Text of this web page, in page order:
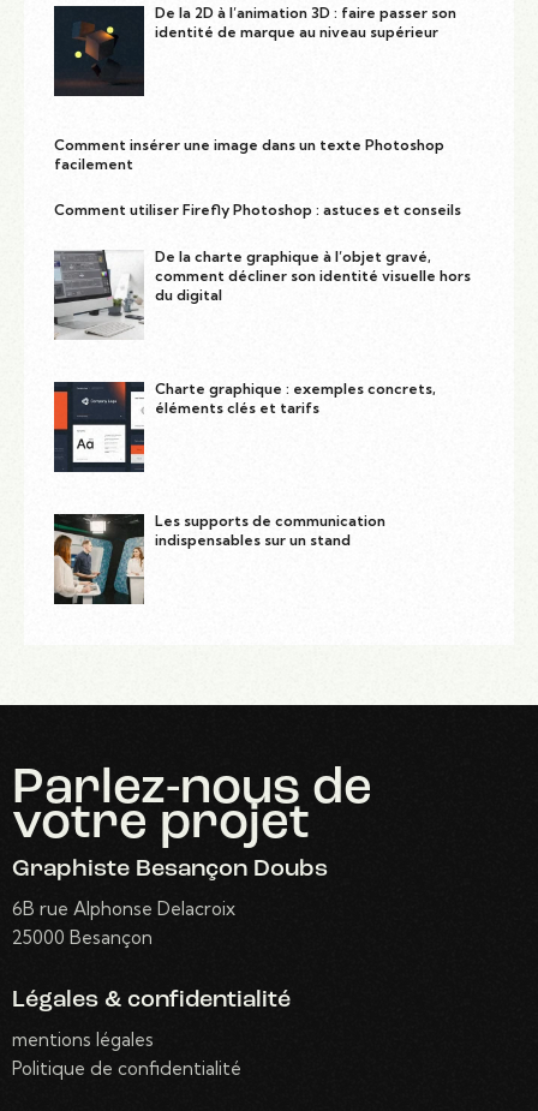
De la 2D à l’animation 3D : faire passer son
identité de marque au niveau supérieur
Comment insérer une image dans un texte Photoshop
facilement
Comment utiliser Firefly Photoshop : astuces et conseils
De la charte graphique à l’objet gravé,
comment décliner son identité visuelle hors
du digital
Charte graphique : exemples concrets,
éléments clés et tarifs
Les supports de communication
indispensables sur un stand
Parlez-nous de
votre projet
Graphiste Besançon Doubs
6B rue Alphonse Delacroix
25000 Besançon
Légales & confidentialité
mentions légales
Politique de confidentialité